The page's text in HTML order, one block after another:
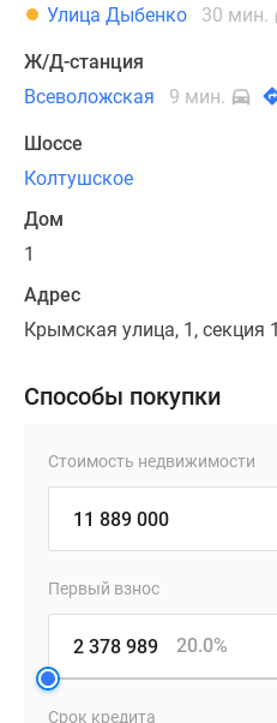
Улица Дыбенко
30 мин.
Ж/Д-станция
Всеволожская
9 мин.
Шоссе
Колтушское
Дом
1
Адрес
Крымская улица, 1, секция 1
Способы покупки
Стоимость недвижимости
Первый взнос
20.0%
Срок кредита